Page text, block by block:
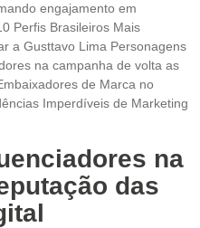
engajamento em
Perfis Brasileiros Mais
a Gusttavo Lima Personagens
na campanha de volta as
de Marca no
Imperdíveis de Marketing
na
das